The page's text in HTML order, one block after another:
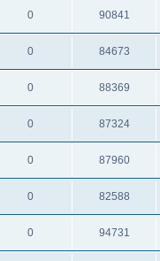
0 90841
0 84673
0 88369
0 87324
0 87960
0 82588
0 94731